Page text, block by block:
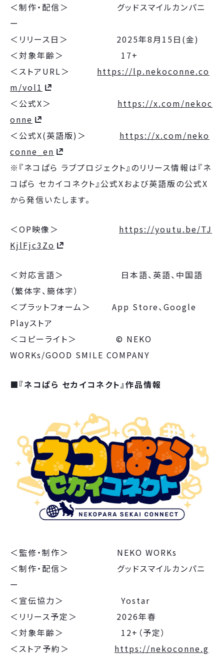
＜制作・配信＞ グッドスマイルカンパニ
ー
＜リリース日＞ 2025年8月15日(金)
＜対象年齢＞ 17+
＜ストアURL＞ https://lp.nekoconne.co
m/vol1
＜公式X＞ https://x.com/nekoc
onne
＜公式X(英語版)＞ https://x.com/neko
conne_en
※『ネコぱら ラブプロジェクト』のリリース情報は『ネ
コぱら セカイコネクト』公式Xおよび英語版の公式X
から発信いたします。
＜OP映像＞ https://youtu.be/TJ
KjlFjc3Zo
＜対応言語＞ 日本語、英語、中国語
（繁体字、簡体字）
＜プラットフォーム＞ App Store、Google
Playストア
＜コピーライト＞ © NEKO
WORKs/GOOD SMILE COMPANY
■『ネコぱら セカイコネクト』作品情報
＜監修・制作＞ NEKO WORKs
＜制作・配信＞ グッドスマイルカンパニ
ー
＜宣伝協力＞ Yostar
＜リリース予定＞ 2026年春
＜対象年齢＞ 12+（予定）
＜ストア予約＞ https://nekoconne.g